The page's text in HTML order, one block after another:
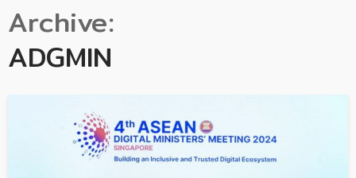
Archive
ADGMIN